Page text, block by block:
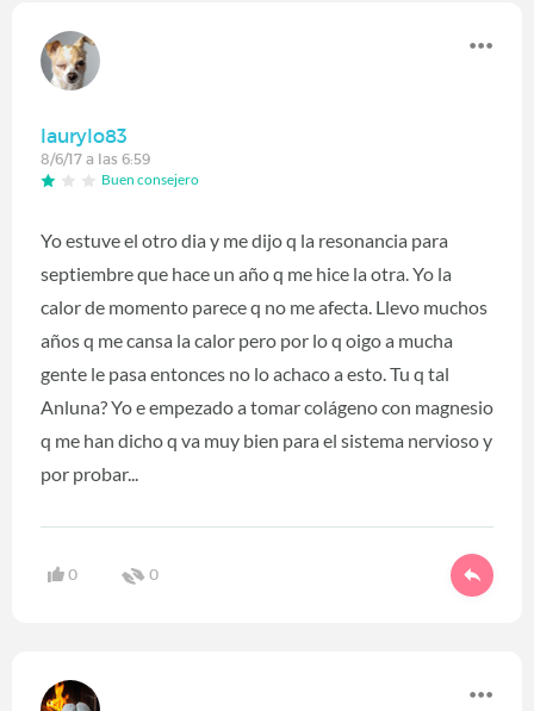
laurylo83
8/6/17 a las 6:59
Buen consejero
Yo estuve el otro dia y me dijo q la resonancia para
septiembre que hace un año q me hice la otra. Yo la
calor de momento parece q no me afecta. Llevo muchos
años q me cansa la calor pero por lo q oigo a mucha
gente le pasa entonces no lo achaco a esto. Tu q tal
Anluna? Yo e empezado a tomar colágeno con magnesio
q me han dicho q va muy bien para el sistema nervioso y
por probar...
0 0